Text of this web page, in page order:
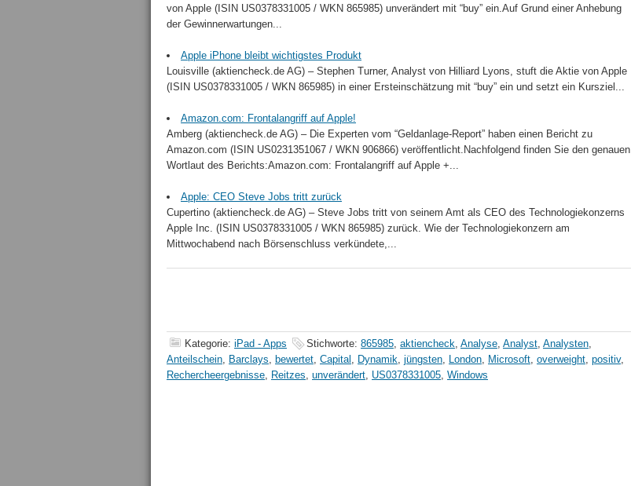
von Apple (ISIN US0378331005 / WKN 865985) unverändert mit “buy” ein.Auf Grund einer Anhebung
der Gewinnerwartungen...
Apple iPhone bleibt wichtigstes Produkt
Louisville (aktiencheck.de AG) – Stephen Turner, Analyst von Hilliard Lyons, stuft die Aktie von Apple
(ISIN US0378331005 / WKN 865985) in einer Ersteinschätzung mit “buy” ein und setzt ein Kursziel...
Amazon.com: Frontalangriff auf Apple!
Amberg (aktiencheck.de AG) – Die Experten vom “Geldanlage-Report” haben einen Bericht zu
Amazon.com (ISIN US0231351067 / WKN 906866) veröffentlicht.Nachfolgend finden Sie den genauen
Wortlaut des Berichts:Amazon.com: Frontalangriff auf Apple +...
Apple: CEO Steve Jobs tritt zurück
Cupertino (aktiencheck.de AG) – Steve Jobs tritt von seinem Amt als CEO des Technologiekonzerns
Apple Inc. (ISIN US0378331005 / WKN 865985) zurück. Wie der Technologiekonzern am
Mittwochabend nach Börsenschluss verkündete,...
Kategorie: iPad - Apps Stichworte: 865985, aktiencheck, Analyse, Analyst, Analysten,
Anteilschein, Barclays, bewertet, Capital , Dynamik, jüngsten, London, Microsoft, overweight, positiv,
Rechercheergebnisse, Reitzes, unverändert, US0378331005, Windows